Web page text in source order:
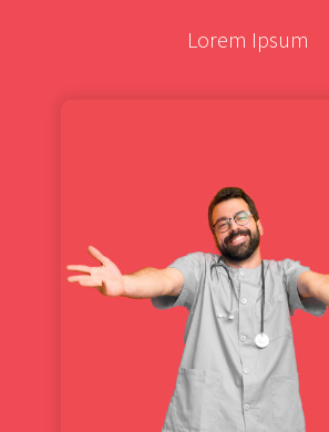
Lorem Ipsum